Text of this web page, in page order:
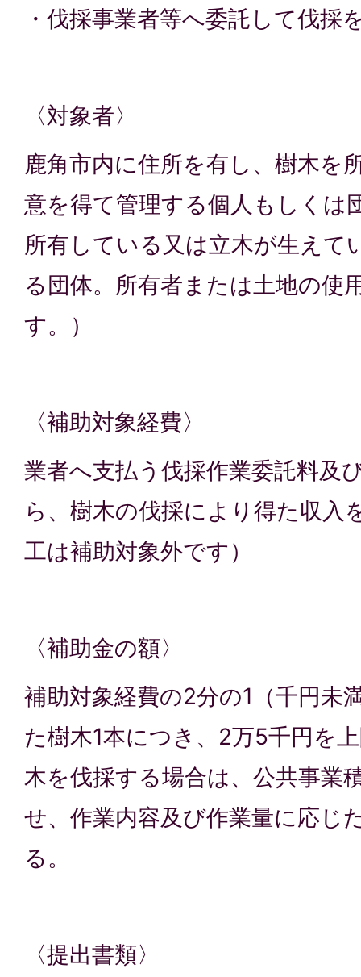
・伐採事業者等へ委託して伐採
〈対象者〉
鹿角市内に住所を有し、樹木を
意を得て管理する個人もしくは
所有している又は立木が生えて
る団体。所有者または土地の使
す。）
〈補助対象経費〉
業者へ支払う伐採作業委託料及
ら、樹木の伐採により得た収入
工は補助対象外です）
〈補助金の額〉
補助対象経費の2分の1（千円未
た樹木1本につき、2万5千円を
木を伐採する場合は、公共事業
せ、作業内容及び作業量に応じ
る。
〈提出書類〉